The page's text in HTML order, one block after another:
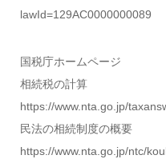
lawId=129AC0000000089
国税庁ホームページ
相続税の計算
https://www.nta.go.jp/
民法の相続制度の概要
https://www.nta.go.jp/ntc/